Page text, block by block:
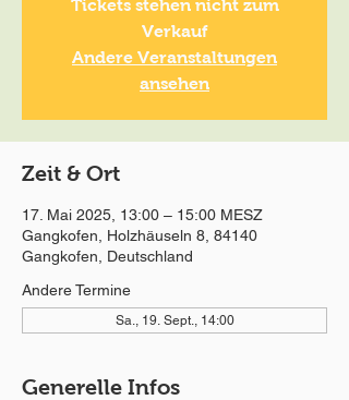
Tickets stehen nicht zum
Verkauf
Andere Veranstaltungen
ansehen
Zeit & Ort
17. Mai 2025, 13:00 – 15:00 MESZ
Gangkofen, Holzhäuseln 8, 84140
Gangkofen, Deutschland
Andere Termine
Sa., 19. Sept., 14:00
Generelle Infos